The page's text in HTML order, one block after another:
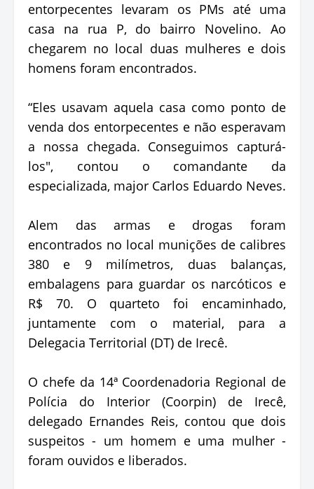
entorpecentes levaram os PMs até uma
casa na rua P, do bairro Novelino. Ao
chegarem no local duas mulheres e dois
homens foram encontrados.
“Eles usavam aquela casa como ponto de
venda dos entorpecentes e não esperavam
a nossa chegada. Conseguimos capturá-
los", contou o comandante da
especializada, major Carlos Eduardo Neves.
Alem das armas e drogas foram
encontrados no local munições de calibres
380 e 9 milímetros, duas balanças,
embalagens para guardar os narcóticos e
R$ 70. O quarteto foi encaminhado,
juntamente com o material, para a
Delegacia Territorial (DT) de Irecê.
O chefe da 14ª Coordenadoria Regional de
Polícia do Interior (Coorpin) de Irecê,
delegado Ernandes Reis, contou que dois
suspeitos - um homem e uma mulher -
foram ouvidos e liberados.